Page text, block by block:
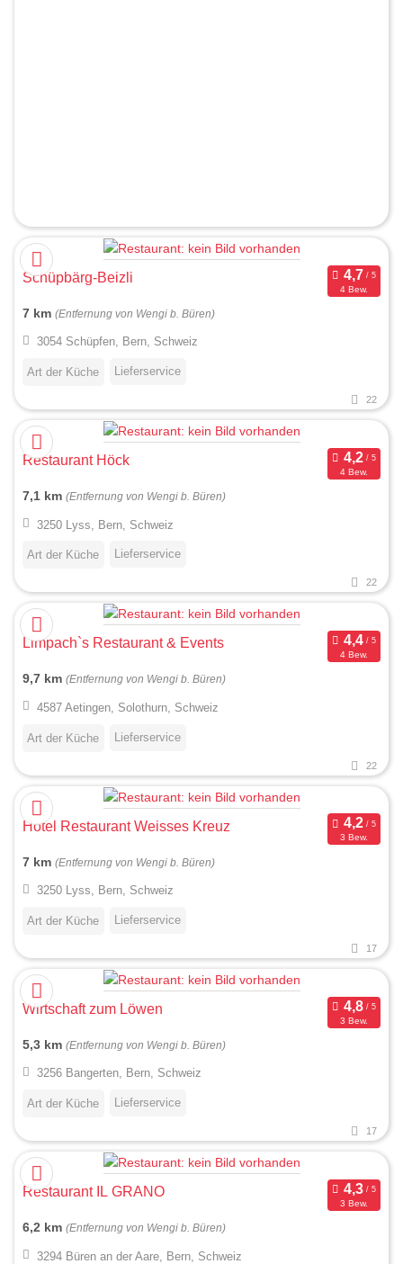
Schüpbärg-Beizli
4 Bew.
7 km (Entfernung von Wengi b. Büren)
3054 Schüpfen, Bern, Schweiz
Art der Küche Lieferservice
22
Restaurant Höck
4 Bew.
7,1 km (Entfernung von Wengi b. Büren)
3250 Lyss, Bern, Schweiz
Art der Küche Lieferservice
22
Limpach`s Restaurant & Events
4 Bew.
9,7 km (Entfernung von Wengi b. Büren)
4587 Aetingen, Solothurn, Schweiz
Art der Küche Lieferservice
22
Hotel Restaurant Weisses Kreuz
3 Bew.
7 km (Entfernung von Wengi b. Büren)
3250 Lyss, Bern, Schweiz
Art der Küche Lieferservice
17
Wirtschaft zum Löwen
3 Bew.
5,3 km (Entfernung von Wengi b. Büren)
3256 Bangerten, Bern, Schweiz
Art der Küche Lieferservice
17
Restaurant IL GRANO
3 Bew.
6,2 km (Entfernung von Wengi b. Büren)
3294 Büren an der Aare, Bern, Schweiz